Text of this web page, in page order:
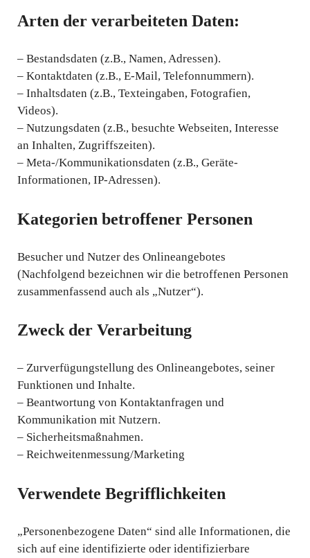
Arten der verarbeiteten Daten:
– Bestandsdaten (z.B., Namen, Adressen).
– Kontaktdaten (z.B., E-Mail, Telefonnummern).
– Inhaltsdaten (z.B., Texteingaben, Fotografien,
Videos).
– Nutzungsdaten (z.B., besuchte Webseiten, Interesse
an Inhalten, Zugriffszeiten).
– Meta-/Kommunikationsdaten (z.B., Geräte-
Informationen, IP-Adressen).
Kategorien betroffener Personen
Besucher und Nutzer des Onlineangebotes
(Nachfolgend bezeichnen wir die betroffenen Personen
zusammenfassend auch als „Nutzer“).
Zweck der Verarbeitung
– Zurverfügungstellung des Onlineangebotes, seiner
Funktionen und Inhalte.
– Beantwortung von Kontaktanfragen und
Kommunikation mit Nutzern.
– Sicherheitsmaßnahmen.
– Reichweitenmessung/Marketing
Verwendete Begrifflichkeiten
„Personenbezogene Daten“ sind alle Informationen, die
sich auf eine identifizierte oder identifizierbare